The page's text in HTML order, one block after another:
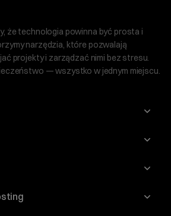
że technologia powinna być prosta i
narzędzia, które pozwalają
projekty i zarządzać nimi bez stresu.
— wszystko w jednym miejscu.